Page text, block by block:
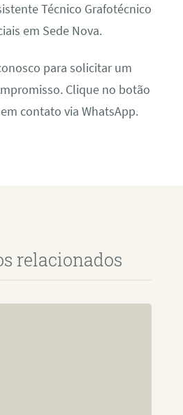
Técnico Grafotécnico
em Sede Nova.
para solicitar um
Clique no botão
contato via WhatsApp.
relacionados